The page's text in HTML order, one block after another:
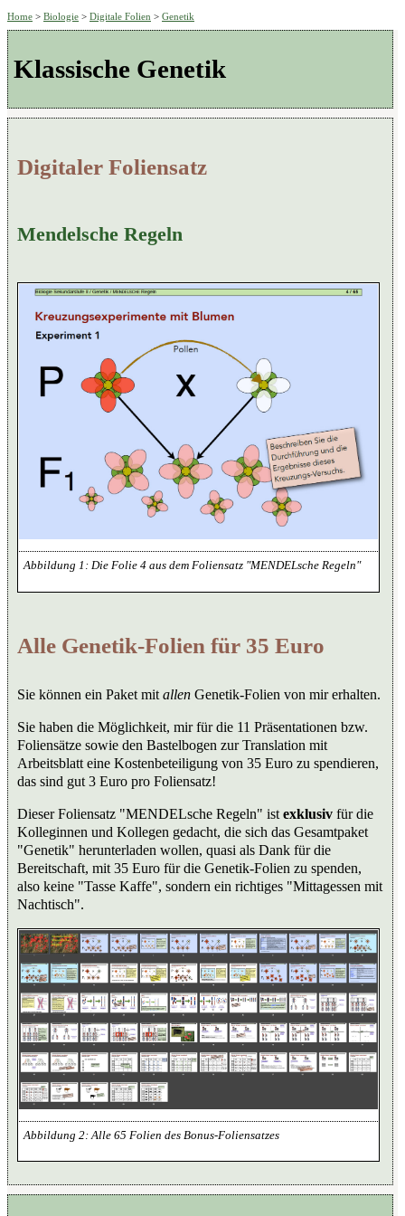
Home > Biologie > Digitale Folien > Genetik
Klassische Genetik
Digitaler Foliensatz
Mendelsche Regeln
Die Folie 4 aus dem Foliensatz "MENDELsche Regeln"
Alle Genetik-Folien für 35 Euro
Sie können ein Paket mit allen Genetik-Folien von mir erhalten.
Sie haben die Möglichkeit, mir für die 11 Präsentationen bzw.
Foliensätze sowie den Bastelbogen zur Translation mit
Arbeitsblatt eine Kostenbeteiligung von 35 Euro zu spendieren,
das sind gut 3 Euro pro Foliensatz!
Dieser Foliensatz "MENDELsche Regeln" ist exklusiv für die
Kolleginnen und Kollegen gedacht, die sich das Gesamtpaket
"Genetik" herunterladen wollen, quasi als Dank für die
Bereitschaft, mit 35 Euro für die Genetik-Folien zu spenden,
also keine "Tasse Kaffe", sondern ein richtiges "Mittagessen mit
Nachtisch".
Alle 65 Folien des Bonus-Foliensatzes